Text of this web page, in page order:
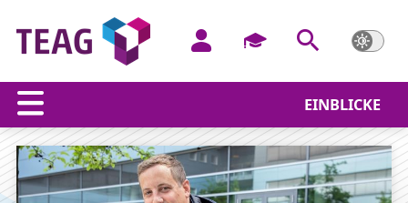
EINBLICKE
Wärmstens zu empfehlen